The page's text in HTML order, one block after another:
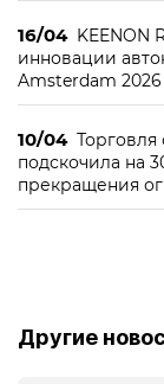
16/04 KEENON
инновации
Amsterdam 2026
10/04
подскочила на
прекращения
Другие